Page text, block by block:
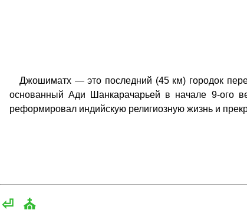
Джошиматх — это последний (45 км) городок
основанный Ади Шанкарачарьей в начале 9-ого
реформировал индийскую религиозную жизнь и
⏎ ⛪